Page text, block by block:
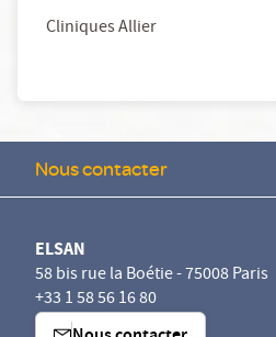
Cliniques Allier
Nous contacter
ELSAN
58 bis rue la Boétie - 75008 Paris
+33 1 58 56 16 80